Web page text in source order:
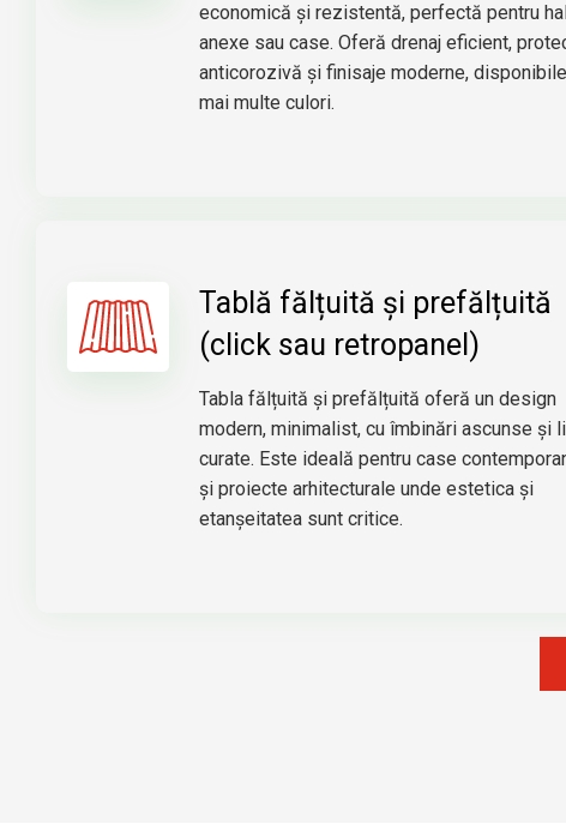
economică și rezistentă, perfectă pentru
anexe sau case. Oferă drenaj eficient,
anticorozivă și finisaje moderne,
mai multe culori.
Tablă fălțuită și prefălțuită
(click sau retropanel)
Tabla fălțuită și prefălțuită oferă un design
modern, minimalist, cu îmbinări ascunse și
curate. Este ideală pentru case
și proiecte arhitecturale unde estetica și
etanșeitatea sunt critice.